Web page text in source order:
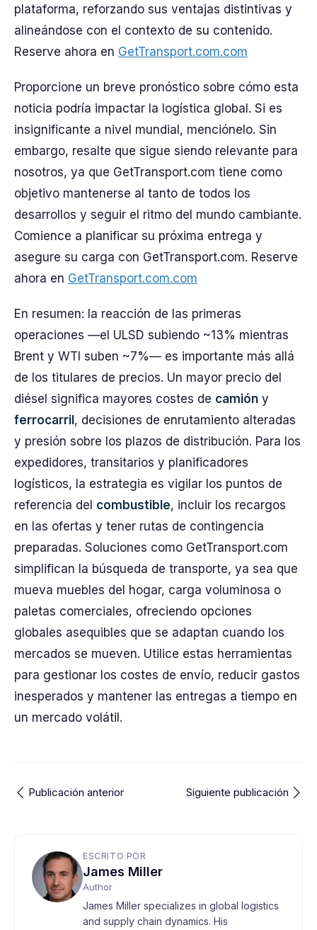
plataforma, reforzando sus ventajas distintivas y
alineándose con el contexto de su contenido.
Reserve ahora en GetTransport.com.com
Proporcione un breve pronóstico sobre cómo esta
noticia podría impactar la logística global. Si es
insignificante a nivel mundial, menciónelo. Sin
embargo, resalte que sigue siendo relevante para
nosotros, ya que GetTransport.com tiene como
objetivo mantenerse al tanto de todos los
desarrollos y seguir el ritmo del mundo cambiante.
Comience a planificar su próxima entrega y
asegure su carga con GetTransport.com. Reserve
ahora en GetTransport.com.com
En resumen: la reacción de las primeras
operaciones —el ULSD subiendo ~13% mientras
Brent y WTI suben ~7%— es importante más allá
de los titulares de precios. Un mayor precio del
diésel significa mayores costes de camión y
ferrocarril , decisiones de enrutamiento alteradas
y presión sobre los plazos de distribución. Para los
expedidores, transitarios y planificadores
logísticos, la estrategia es vigilar los puntos de
referencia del combustible, incluir los recargos
en las ofertas y tener rutas de contingencia
preparadas. Soluciones como GetTransport.com
simplifican la búsqueda de transporte, ya sea que
mueva muebles del hogar, carga voluminosa o
paletas comerciales, ofreciendo opciones
globales asequibles que se adaptan cuando los
mercados se mueven. Utilice estas herramientas
para gestionar los costes de envío, reducir gastos
inesperados y mantener las entregas a tiempo en
un mercado volátil.
Publicación anterior Siguiente publicación
ESCRITO POR
James Miller
Author
James Miller specializes in global logistics
and supply chain dynamics. His